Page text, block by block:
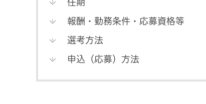
任期
報酬・勤務条件・応募資格等
選考方法
申込（応募）方法